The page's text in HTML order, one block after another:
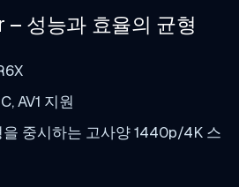
성능과 효율의 균형
AV1 지원
을 중시하는 고사양 1440p/4K 스